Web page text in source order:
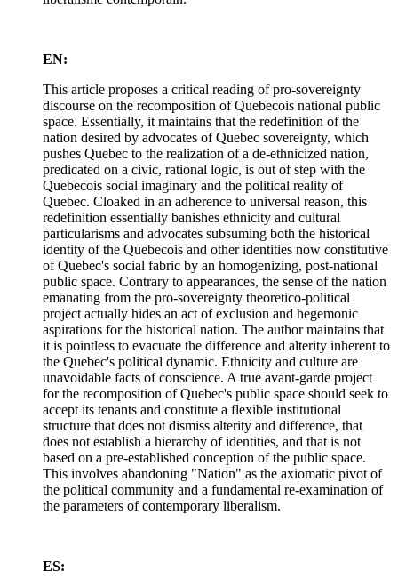
EN:
This article proposes a critical reading of pro-sovereignty
discourse on the recomposition of Quebecois national public
space. Essentially, it maintains that the redefinition of the
nation desired by advocates of Quebec sovereignty, which
pushes Quebec to the realization of a de-ethnicized nation,
predicated on a civic, rational logic, is out of step with the
Quebecois social imaginary and the political reality of
Quebec. Cloaked in an adherence to universal reason, this
redefinition essentially banishes ethnicity and cultural
particularisms and advocates subsuming both the historical
identity of the Quebecois and other identities now constitutive
of Quebec's social fabric by an homogenizing, post-national
public space. Contrary to appearances, the sense of the nation
emanating from the pro-sovereignty theoretico-political
project actually hides an act of exclusion and hegemonic
aspirations for the historical nation. The author maintains that
it is pointless to evacuate the difference and alterity inherent to
the Quebec's political dynamic. Ethnicity and culture are
unavoidable facts of conscience. A true avant-garde project
for the recomposition of Quebec's public space should seek to
accept its tenants and constitute a flexible institutional
structure that does not dismiss alterity and difference, that
does not establish a hierarchy of identities, and that is not
based on a pre-established conception of the public space.
This involves abandoning "Nation" as the axiomatic pivot of
the political community and a fundamental re-examination of
the parameters of contemporary liberalism.
ES: